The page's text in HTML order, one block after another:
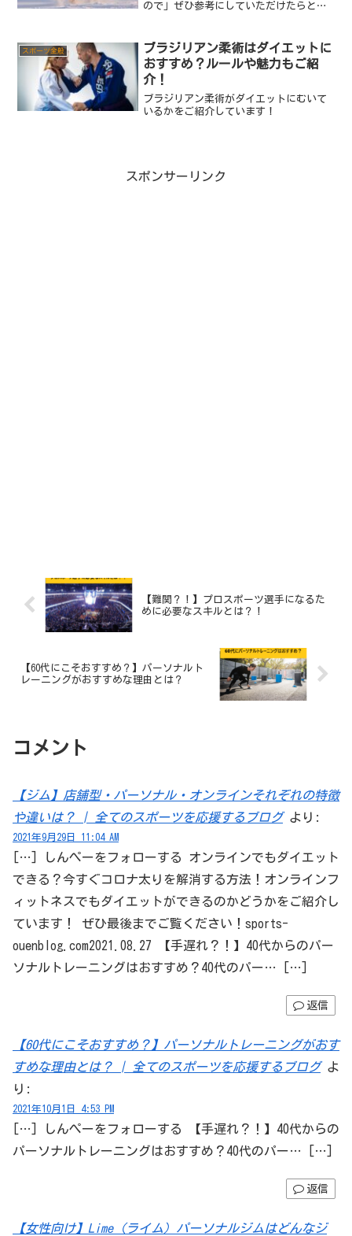
ので」ぜひ参考にしていただけたらと思
スポーツ全般
ブラジリアン柔術はダイエットに
おすすめ？ルールや魅力もご紹
介！
ブラジリアン柔術がダイエットにむいて
いるかをご紹介しています！
スポンサーリンク
【難関？！】プロスポーツ選手になるた
めに必要なスキルとは？！
【60代にこそおすすめ？】パーソナルト
レーニングがおすすめな理由とは？
コメント
【ジム】店舗型・パーソナル・オンラインそれぞれの特徴
や違いは？ | 全てのスポーツを応援するブログ より:
2021年9月29日 11:04 AM
[…] しんぺーをフォローする オンラインでもダイエット
できる？今すぐコロナ太りを解消する方法！オンラインフ
ィットネスでもダイエットができるのかどうかをご紹介し
ています！ ぜひ最後までご覧ください！sports-
ouenblog.com2021.08.27 【手遅れ？！】40代からのパー
ソナルトレーニングはおすすめ？40代のパー… […]
返信
【60代にこそおすすめ？】パーソナルトレーニングがおす
すめな理由とは？ | 全てのスポーツを応援するブログ よ
り:
2021年10月1日 4:53 PM
[…] しんぺーをフォローする 【手遅れ？！】40代からの
パーソナルトレーニングはおすすめ？40代のパー… […]
返信
【女性向け】Lime（ライム）パーソナルジムはどんなジ